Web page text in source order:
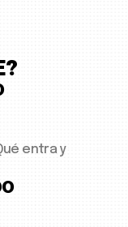
entra y